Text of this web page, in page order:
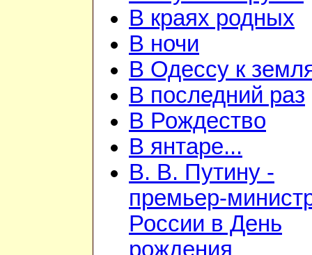
В краях родных
В ночи
В Одессу к
В последний раз
В Рождество
В янтаре...
В. В. Путину -
премьер-
России в День
рождения